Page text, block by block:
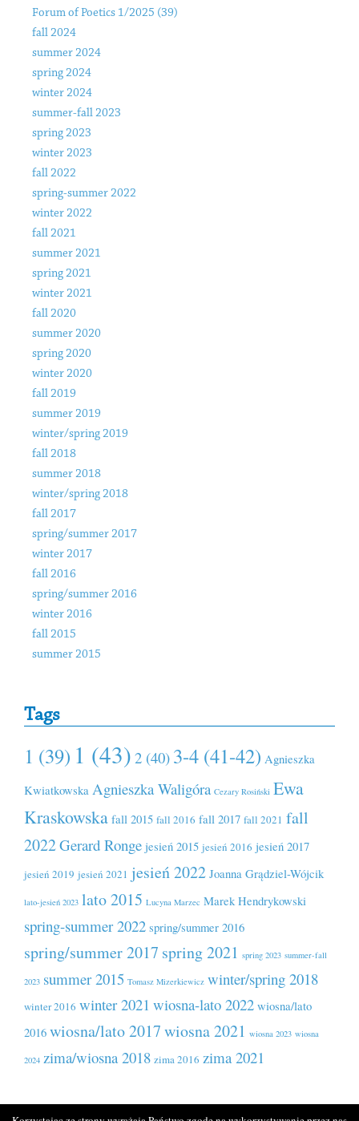
Forum of Poetics 1/2025 (39)
fall 2024
summer 2024
spring 2024
winter 2024
summer-fall 2023
spring 2023
winter 2023
fall 2022
spring-summer 2022
winter 2022
fall 2021
summer 2021
spring 2021
winter 2021
fall 2020
summer 2020
spring 2020
winter 2020
fall 2019
summer 2019
winter/spring 2019
fall 2018
summer 2018
winter/spring 2018
fall 2017
spring/summer 2017
winter 2017
fall 2016
spring/summer 2016
winter 2016
fall 2015
summer 2015
Tags
1 (39) 1 (43) 2 (40) 3-4 (41-42) Agnieszka
Kwiatkowska Agnieszka Waligóra Cezary Rosiński Ewa
Kraskowska fall 2015 fall 2016 fall 2017 fall 2021 fall
2022Gerard Ronge jesień 2015 jesień 2016 jesień 2017
jesień 2019 jesień 2021 jesień 2022 Joanna Grądziel-Wójcik
lato-jesień 2023 lato 2015 Lucyna Marzec Marek Hendrykowski
spring-summer 2022 spring/summer 2016
spring/summer 2017 spring 2021 spring 2023 summer-fall
2023 summer 2015 Tomasz Mizerkiewicz winter/spring 2018
winter 2016 winter 2021 wiosna-lato 2022 wiosna/lato
2016 wiosna/lato 2017wiosna 2021 wiosna 2023 wiosna
2024 zima/wiosna 2018 zima 2016 zima 2021